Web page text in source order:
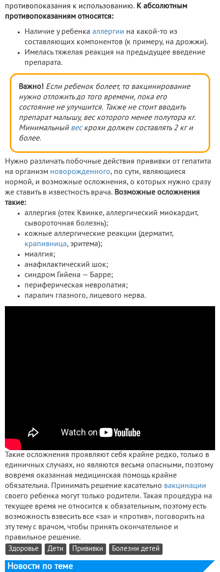
противопоказания к использованию. К абсолютным
противопоказаниям относятся:
Наличие у ребенка аллергии на какой-то из
составляющих компонентов (к примеру, на дрожжи).
Имелась тяжелая реакция на предыдущее введение
препарата.
Важно! Если ребенок болеет, то вакцинирование
нужно отложить до того времени, пока его
состояние не улучшится. Также не стоит вводить
препарат малышу, вес которого менее полутора кг.
Минимальный вескрохи должен составлять 2 кг и
более.
Нужно различать побочные действия прививки от гепатита
на организм новорожденного, по сути, являющиеся
нормой, и возможные осложнения, о которых нужно сразу
же ставить в известность врача. Возможные осложнения
такие:
аллергия (отек Квинке, аллергический миокардит,
сывороточная болезнь);
кожные аллергические реакции (дерматит,
крапивница, эритема);
миалгия;
анафилактический шок;
синдром Гийена — Барре;
периферическая невропатия;
паралич глазного, лицевого нерва.
Такие осложнения проявляют себя крайне редко, только в
единичных случаях, но являются весьма опасными, поэтому
вовремя оказанная медицинская помощь крайне
обязательна. Принимать решение касательно вакцинации
своего ребенка могут только родители. Такая процедура на
текущее время не относится к обязательным, поэтому есть
возможность взвесить все «за» и «против», поговорить на
эту тему с врачом, чтобы принять окончательное и
правильное решение.
Здоровье Дети Прививки Болезни детей
Новости по теме